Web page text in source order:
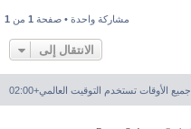
مشاركة واحدة • صفحة 1 من 1
الانتقال إلى
جميع الأوقات تستخدم التوقيت العالمي+02:00